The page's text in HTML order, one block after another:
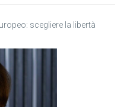
scegliere la libertà